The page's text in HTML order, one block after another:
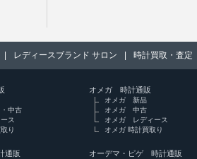
レディースブランド サロン 時計買取・査定
中古
ス
り
オメガ 時計通販
オメガ 新品
オメガ 中古
オメガ レディース
オメガ 時計買取り
通販 オーデマ・ピゲ 時計通販